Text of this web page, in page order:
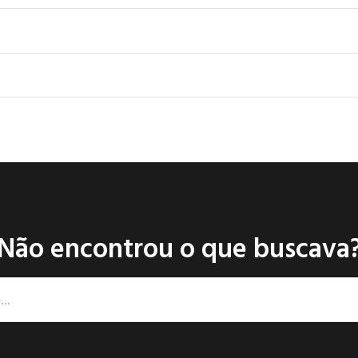
encontrou o que